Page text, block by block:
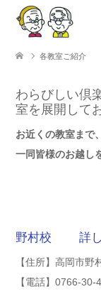
各教室ご紹介
わらびしい倶
室を展開して
お近くの教室まで
一同皆様のお越し
野村校 詳し
【住所】高岡市野
【電話】0766-30-